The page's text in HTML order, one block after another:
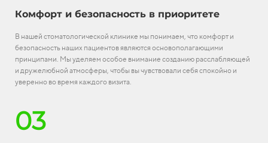
Комфорт и безопасность в приоритете
В нашей стоматологической клинике мы понимаем, что комфорт и
безопасность наших пациентов являются основополагающими
принципами. Мы уделяем особое внимание созданию расслабляющей
и дружелюбной атмосферы, чтобы вы чувствовали себя спокойно и
уверенно во время каждого визита.
03